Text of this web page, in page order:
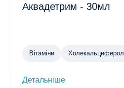
Аквадетрим - 30мл
Вітаміни Холекальциферол
Детальніше